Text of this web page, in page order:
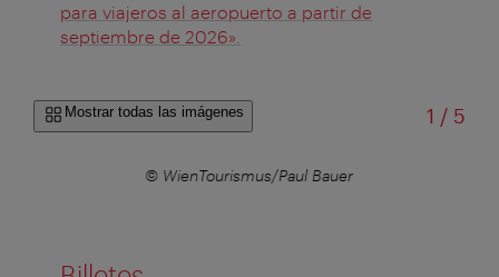
para viajeros al aeropuerto a partir de
septiembre de 2026».
Mostrar todas las imágenes 1 /de
5
© WienTourismus/Paul Bauer